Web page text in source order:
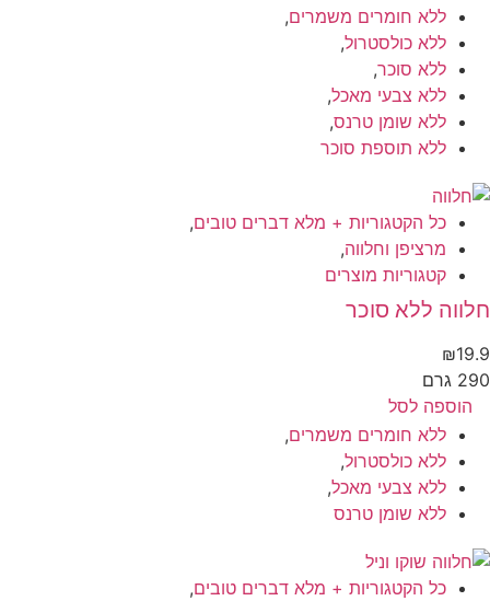
ללא חומרים משמרים,
ללא כולסטרול,
ללא סוכר,
ללא צבעי מאכל,
ללא שומן טרנס,
ללא תוספת סוכר
כל הקטגוריות + מלא דברים טובים,
מרציפן וחלווה,
קטגוריות מוצרים
ללא סוכר
₪
גרם
הוספה לסל
ללא חומרים משמרים,
ללא כולסטרול,
ללא צבעי מאכל,
ללא שומן טרנס
כל הקטגוריות + מלא דברים טובים,